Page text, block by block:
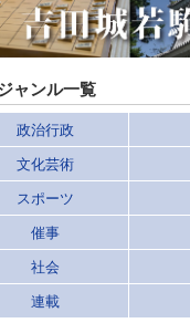
ャンル一覧
政治行政
文化芸術
スポーツ
催事
社会
連載